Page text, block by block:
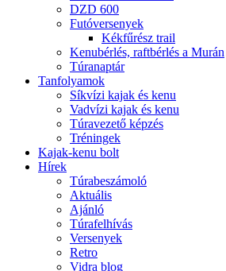
DZD 600
Futóversenyek
Kékfűrész trail
Kenubérlés, raftbérlés a Murán
Túranaptár
Tanfolyamok
Síkvízi kajak és kenu
Vadvízi kajak és kenu
Túravezető képzés
Tréningek
Kajak-kenu bolt
Hírek
Túrabeszámoló
Aktuális
Ajánló
Túrafelhívás
Versenyek
Retro
Vidra blog